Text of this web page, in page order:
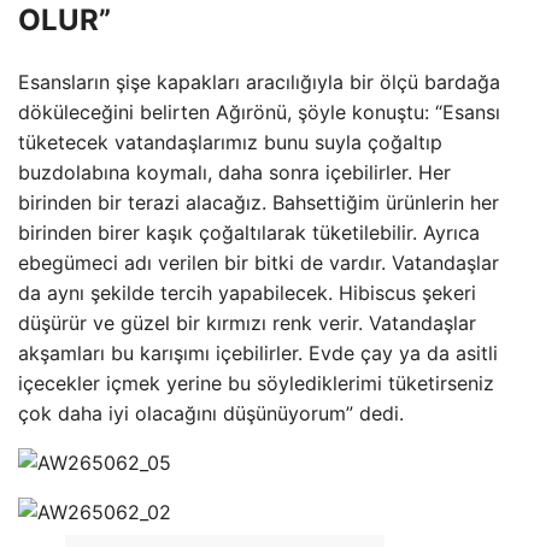
OLUR”
Esansların şişe kapakları aracılığıyla bir ölçü bardağa
döküleceğini belirten Ağırönü, şöyle konuştu: “Esansı
tüketecek vatandaşlarımız bunu suyla çoğaltıp
buzdolabına koymalı, daha sonra içebilirler. Her
birinden bir terazi alacağız. Bahsettiğim ürünlerin her
birinden birer kaşık çoğaltılarak tüketilebilir. Ayrıca
ebegümeci adı verilen bir bitki de vardır. Vatandaşlar
da aynı şekilde tercih yapabilecek. Hibiscus şekeri
düşürür ve güzel bir kırmızı renk verir. Vatandaşlar
akşamları bu karışımı içebilirler. Evde çay ya da asitli
içecekler içmek yerine bu söylediklerimi tüketirseniz
çok daha iyi olacağını düşünüyorum” dedi.